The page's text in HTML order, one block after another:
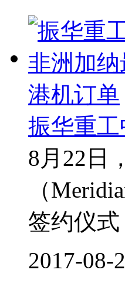
振华重
8月22日
（
签约仪
2017-08-